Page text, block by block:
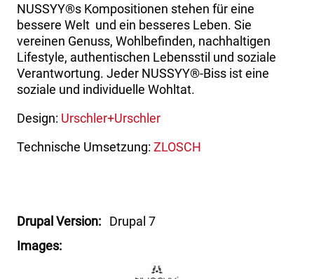
NUSSYY®s Kompositionen stehen für eine
bessere Welt und ein besseres Leben. Sie
vereinen Genuss, Wohlbefinden, nachhaltigen
Lifestyle, authentischen Lebensstil und soziale
Verantwortung. Jeder NUSSYY®-Biss ist eine
soziale und individuelle Wohltat.
Design: Urschler+Urschler
Technische Umsetzung: ZLOSCH
Drupal Version
Drupal 7
Images